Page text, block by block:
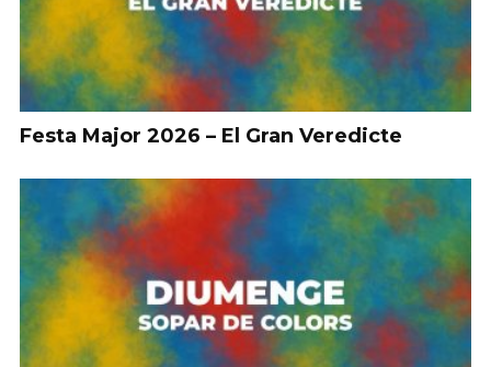
Festa Major 2026 – El Gran Veredicte